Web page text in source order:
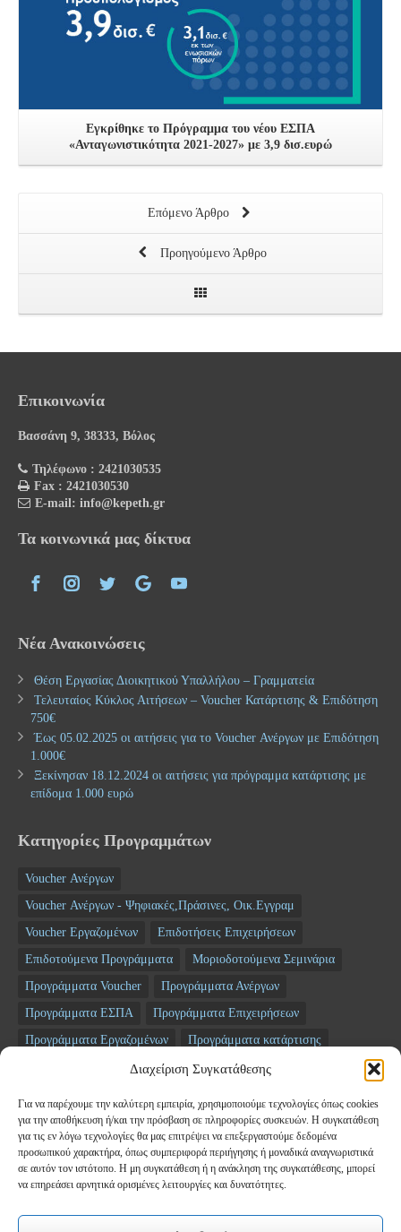
Διαχείριση Συγκατάθεσης
Για να παρέχουμε την καλύτερη εμπειρία, χρησιμοποιούμε τεχνολογίες όπως cookies
για την αποθήκευση ή/και την πρόσβαση σε πληροφορίες συσκευών. Η συγκατάθεση
για τις εν λόγω τεχνολογίες θα μας επιτρέψει να επεξεργαστούμε δεδομένα
προσωπικού χαρακτήρα, όπως συμπεριφορά περιήγησης ή μοναδικά αναγνωριστικά
σε αυτόν τον ιστότοπο. Η μη συγκατάθεση ή η ανάκληση της συγκατάθεσης, μπορεί
να επηρεάσει αρνητικά ορισμένες λειτουργίες και δυνατότητες.
Εγκρίθηκε το Πρόγραμμα του νέου ΕΣΠΑ
«Ανταγωνιστικότητα 2021-2027» με 3,9 δισ.ευρώ
Επόμενο Άρθρο
Προηγούμενο Άρθρο
Επικοινωνία
Βασσάνη 9, 38333, Βόλος
Τηλέφωνο : 2421030535
Fax : 2421030530
E-mail: info@kepeth.gr
Τα κοινωνικά μας δίκτυα
Νέα Ανακοινώσεις
Θέση Εργασίας Διοικητικού Υπαλλήλου – Γραμματεία
Τελευταίος Κύκλος Αιτήσεων – Voucher Κατάρτισης & Επιδότηση
750€
Έως 05.02.2025 οι αιτήσεις για το Voucher Ανέργων με Επιδότηση
1.000€
Ξεκίνησαν 18.12.2024 οι αιτήσεις για πρόγραμμα κατάρτισης με
επίδομα 1.000 ευρώ
Κατηγορίες Προγραμμάτων
Voucher Ανέργων
Voucher Ανέργων - Ψηφιακές,Πράσινες, Οικ.Εγγραμ
Voucher Εργαζομένων
Επιδοτήσεις Επιχειρήσεων
Επιδοτούμενα Προγράμματα
Μοριοδοτούμενα Σεμινάρια
Προγράμματα Voucher
Προγράμματα Ανέργων
Προγράμματα ΕΣΠΑ
Προγράμματα Επιχειρήσεων
Προγράμματα Εργαζομένων
Προγράμματα κατάρτισης
ΤΑΜΕΙΟ ΑΝΑΚΑΜΨΗΣ
Newsletter
Email*
Όνομα